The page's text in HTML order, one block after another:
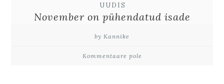
UUDIS
November on pühendatud isade
by Kannike
Kommentaare pole